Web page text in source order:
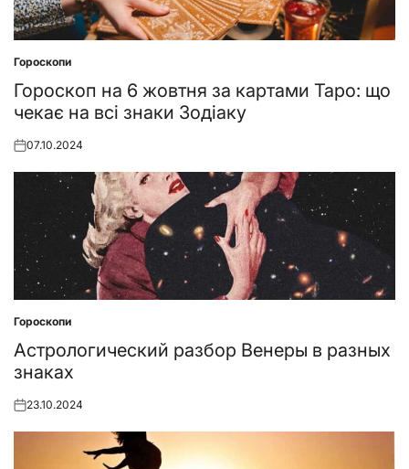
Posted
in
Гороскопи
Гороскоп на 6 жовтня за картами Таро: що
чекає на всі знаки Зодіаку
Posted
07.10.2024
Posted
in
Гороскопи
Астрологический разбор Венеры в разных
знаках
Posted
23.10.2024